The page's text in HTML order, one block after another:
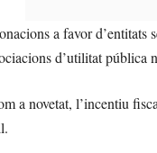
a favor
d’utilitat pública
a novetat, l’incentiu